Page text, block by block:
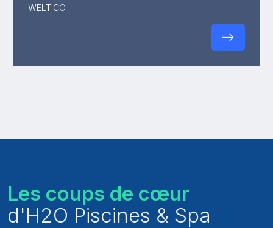
WELTICO.
Les coups de cœur
d'H2O Piscines & Spa